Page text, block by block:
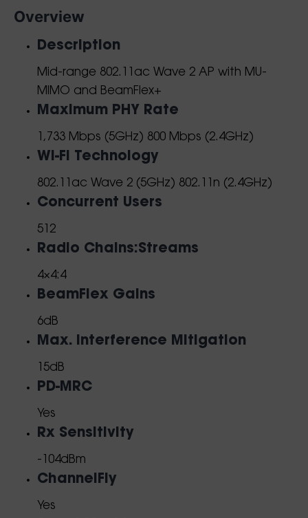
Overview
Description
Mid-range 802.11ac Wave 2 AP with MU-
MIMO and BeamFlex+
Maximum PHY Rate
1,733 Mbps (5GHz) 800 Mbps (2.4GHz)
Wi-Fi Technology
802.11ac Wave 2 (5GHz) 802.11n (2.4GHz)
Concurrent Users
512
Radio Chains:Streams
4×4:4
BeamFlex Gains
6dB
Max. Interference Mitigation
15dB
PD-MRC
Yes
Rx Sensitivity
-104dBm
ChannelFly
Yes